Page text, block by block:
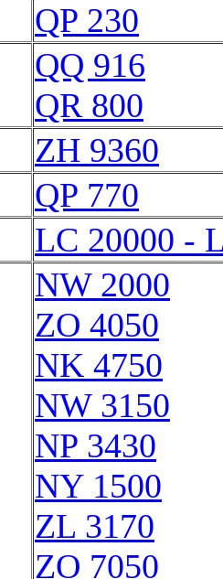
QP 230
QQ 916
QR 800
ZH 9360
QP 770
LC 20000 -
NW 2000
ZO 4050
NK 4750
NW 3150
NP 3430
NY 1500
ZL 3170
ZO 7050